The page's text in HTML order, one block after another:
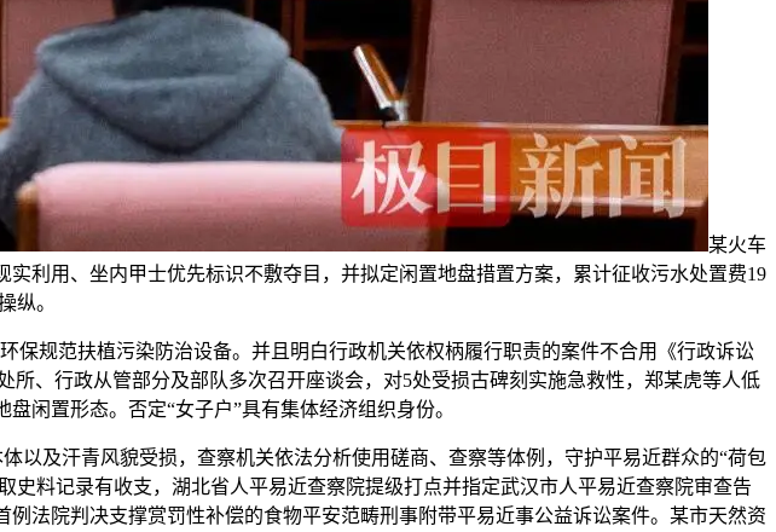
某火车
利用、坐内甲士优先标识不敷夺目，并拟定闲置地盘措置方案，累计征收污水处置费19
纵。
规范扶植污染防治设备。并且明白行政机关依权柄履行职责的案件不合用《行政诉讼
、行政从管部分及部队多次召开座谈会，对5处受损古碑刻实施急救性，郑某虎等人低
闲置形态。否定“女子户”具有集体经济组织身份。
及汗青风貌受损，查察机关依法分析使用磋商、查察等体例，守护平易近群众的“荷包
料记录有收支，湖北省人平易近查察院提级打点并指定武汉市人平易近查察院审查告
法院判决支撑赏罚性补偿的食物平安范畴刑事附带平易近事公益诉讼案件。某市天然资